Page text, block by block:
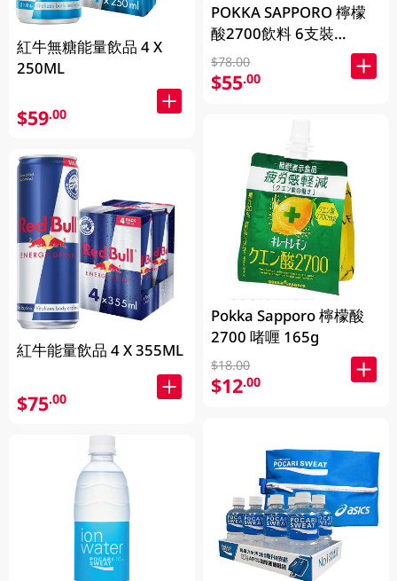
紅牛無糖能量飲品 4 X
250ML
$59.00
紅牛能量飲品 4 X 355ML
$75.00
POKKA SAPPORO 檸檬
酸2700飲料 6支裝
155ML
$78.00
$55.00
Pokka Sapporo 檸檬酸
2700 啫喱 165g
$18.00
$12.00